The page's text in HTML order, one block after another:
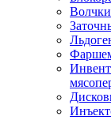
Волчки